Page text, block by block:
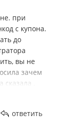
при
с купона.
до
вы не
зачем
,
и все. на
в
ощущение
ответить